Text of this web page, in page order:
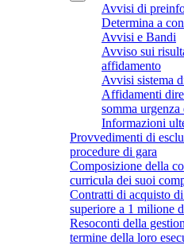
Avvisi di
Determina a
Avvisi e Bandi
Avviso sui
affidamento
Avvisi sistema
Affidamenti
somma
Informazioni
Provvedimenti di
procedure di gara
Composizione della
curricula dei suoi
Contratti di acquisto
superiore a 1 milione
Resoconti della
termine della loro